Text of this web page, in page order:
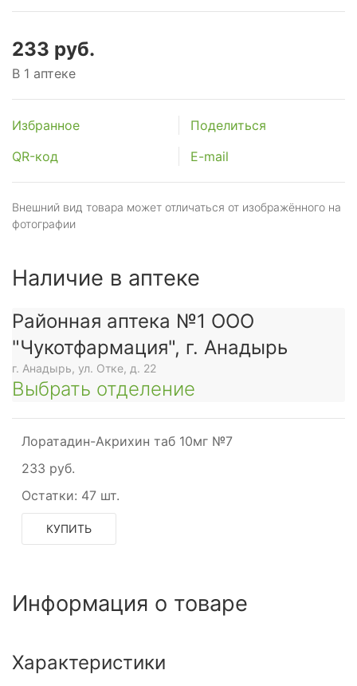
233 руб.
В 1 аптеке
Избранное
Поделиться
QR-код
E-mail
Внешний вид товара может отличаться от изображённого на
фотографии
Наличие в аптеке
Районная аптека №1 ООО
"Чукотфармация", г. Анадырь
г. Анадырь, ул. Отке, д. 22
Выбрать отделение
Лоратадин-Акрихин таб 10мг №7
233 руб.
Остатки: 47 шт.
КУПИТЬ
Информация о товаре
Характеристики